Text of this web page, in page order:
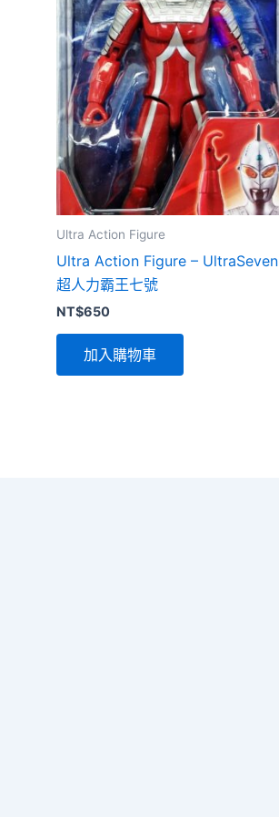
Ultra Action Figure
Ultra Action Figure – UltraSeven
超人力霸王七號
NT$650
加入購物車